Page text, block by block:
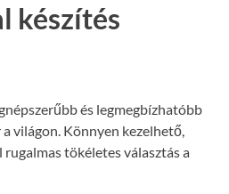
készítés
és legmegbízhatóbb
világon. Könnyen kezelhető,
tökéletes választás a